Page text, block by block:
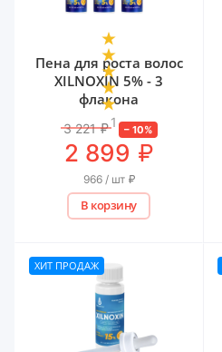
1
Пена для роста волос
XILNOXIN 5% - 3
флакона
3 221 ₽ – 10%
2 899 ₽
966 / шт ₽
В корзину
ХИТ ПРОДАЖ